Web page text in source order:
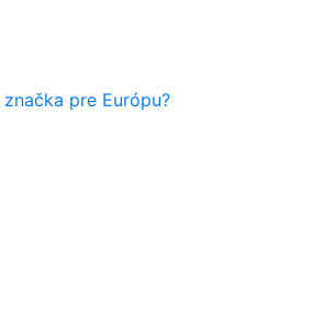
pre Európu?